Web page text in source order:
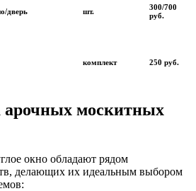
дверь шт.
300/700
руб.
комплект 250 руб.
москитных
окно обладают рядом
делающих их идеальным выбором